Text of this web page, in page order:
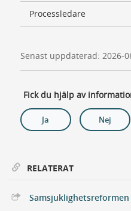
Processledare
Senast uppdaterad: 2026-
Fick du hjälp av
Ja Nej
RELATERAT